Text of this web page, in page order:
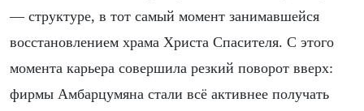
— структуре, в тот самый момент занимавшейся
восстановлением храма Христа Спасителя. С этого
момента карьера совершила резкий поворот вверх:
фирмы Амбарцумяна стали всё активнее получать